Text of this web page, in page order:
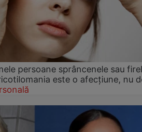
persoane sprâncenele sau
este o afecțiune, nu